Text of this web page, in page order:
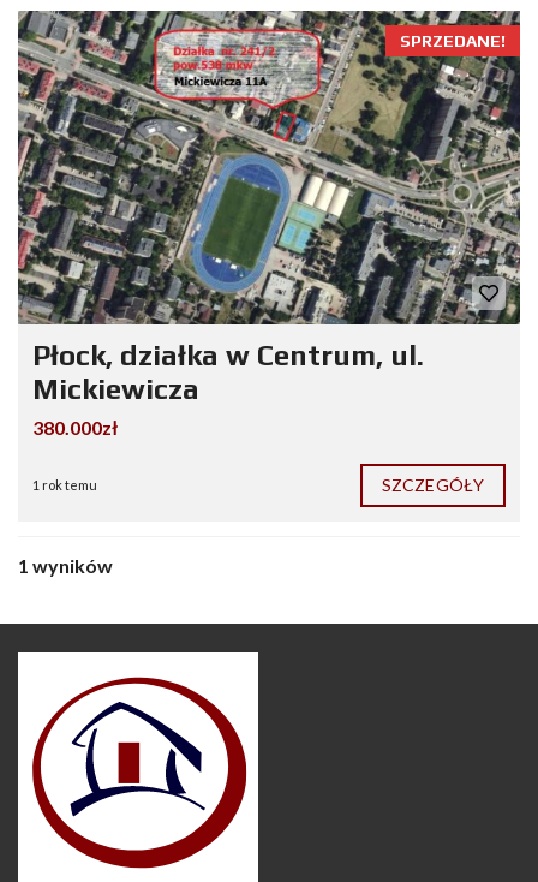
SPRZEDANE!
Płock, działka w Centrum, ul.
Mickiewicza
380.000zł
1 rok temu SZCZEGÓŁY
1 wyników